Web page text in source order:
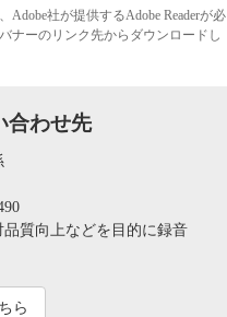
社が提供するAdobe Readerが必
ナーのリンク先からダウンロードし
合わせ先
質向上などを目的に録音
ら